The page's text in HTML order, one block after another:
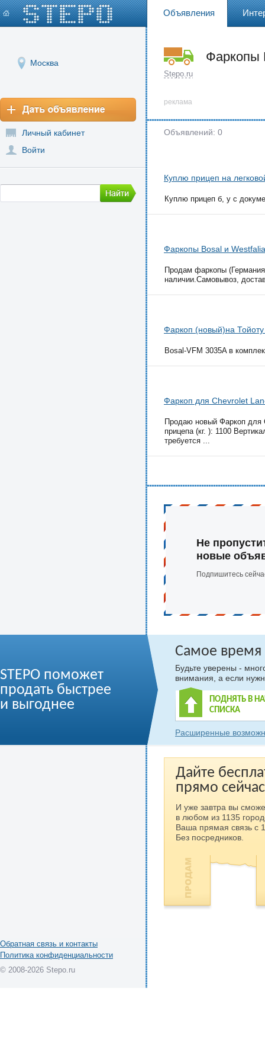
Объявления
Москва
Личный кабинет
Войти
Фаркопы
Stepo.ru
реклама
Объявлений: 0
Куплю прицеп на
Куплю прицеп б, у с
Фаркопы Bosal и Westfalia
Продам фаркопы
наличии.Самовывоз,
Фаркоп (новый)на
Bosal-VFM 3035A в
Фаркоп для Chevrolet
Продаю новый Фаркоп для
прицепа (кг. ): 1100
требуется ...
Не
новые
Подпишитесь
STEPO поможет
продать быстрее
и выгоднее
Самое время
Будьте уверены -
внимания, а если
ПОДНЯТЬ В
СПИСКА
Расширенные
Дайте
прямо
И уже завтра вы
в любом из 1135
Ваша прямая связь с
Без посредников.
Обратная связь и контакты
Политика конфиденциальности
© 2008-2026 Stepo.ru